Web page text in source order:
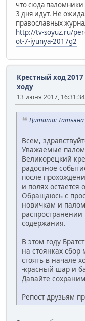
что сюда
3 дня идут. Не
православных
http://tv-soyuz.ru/
ot-7-iyunya-2017g2
Крестный ход 2017
ходу
13 июня 2017, 16:31:34
Цитата: Татьяна
Всем,
Уважаемые
Великорецкий
радостное
после
и полях остается​
Обращаюсь с
новичкам и
содержания.
В этом году
на стоянках сбор
стоять в начале
-красный шар и
Давайте
Репост друзьям